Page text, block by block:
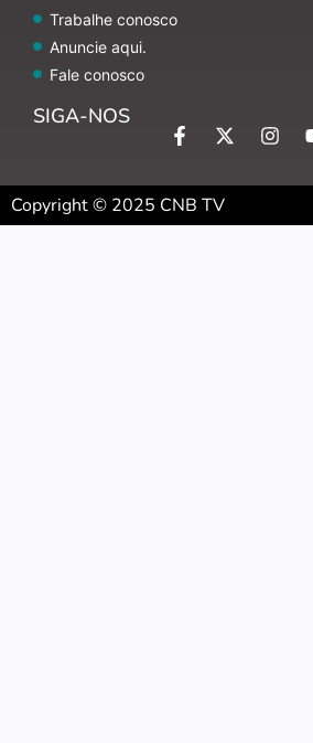
Trabalhe conosco
Anuncie aqui.
Fale conosco
SIGA-NOS
Copyright © 2025 CNB TV